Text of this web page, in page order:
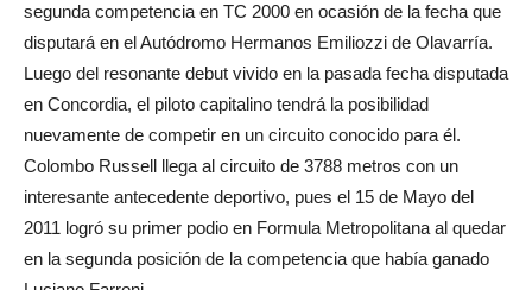
segunda competencia en TC 2000 en ocasión de la fecha que
disputará en el Autódromo Hermanos Emiliozzi de Olavarría.
Luego del resonante debut vivido en la pasada fecha disputada
en Concordia, el piloto capitalino tendrá la posibilidad
nuevamente de competir en un circuito conocido para él.
Colombo Russell llega al circuito de 3788 metros con un
interesante antecedente deportivo, pues el 15 de Mayo del
2011 logró su primer podio en Formula Metropolitana al quedar
en la segunda posición de la competencia que había ganado